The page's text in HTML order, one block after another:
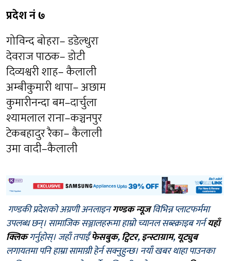
प्रदेश नं ७
गोविन्द बोहरा– डडेल्धुरा
देवराज पाठक– डोटी
दिव्यश्वरी शाह– कैलाली
अम्बीकुमारी थापा– अछाम
कुमारीनन्दा बम–दार्चुला
श्यामलाल राना–कञ्चनपुर
टेकबहादुर रैका– कैलाली
उमा वादी–कैलाली
गण्डकी प्रदेशको अग्रणी अनलाइनगण्डक न्यूजविभिन्न प्लाटफर्ममा
उपलब्ध छन्। सामाजिक सञ्जालहरूमा हाम्रो च्यानल सब्स्क्राइब गर्नयहाँ
क्लिकगर्नुहोस्। जहाँ तपाईँफेसबुक,ट्विटर,इन्स्टाग्राम, यूट्युब
लगायतमा पनि हाम्रा सामाग्री हेर्न सक्नुहुन्छ। नयाँ खबर थाहा पाउनका